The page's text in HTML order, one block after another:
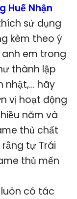
Huế Nhận
sử dụng
kèm theo ý
em trong
thành lập
nhật,… hãy
vị hoạt động
năm và
thủ chất
tự Trái
thủ mến
luôn có tác